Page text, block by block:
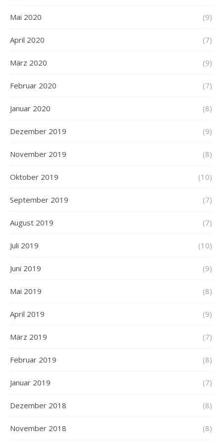
Mai 2020 (9)
April 2020 (7)
März 2020 (9)
Februar 2020 (7)
Januar 2020 (8)
Dezember 2019 (9)
November 2019 (8)
Oktober 2019 (10)
September 2019 (7)
August 2019 (7)
Juli 2019 (10)
Juni 2019 (9)
Mai 2019 (8)
April 2019 (9)
März 2019 (7)
Februar 2019 (8)
Januar 2019 (7)
Dezember 2018 (8)
November 2018 (8)